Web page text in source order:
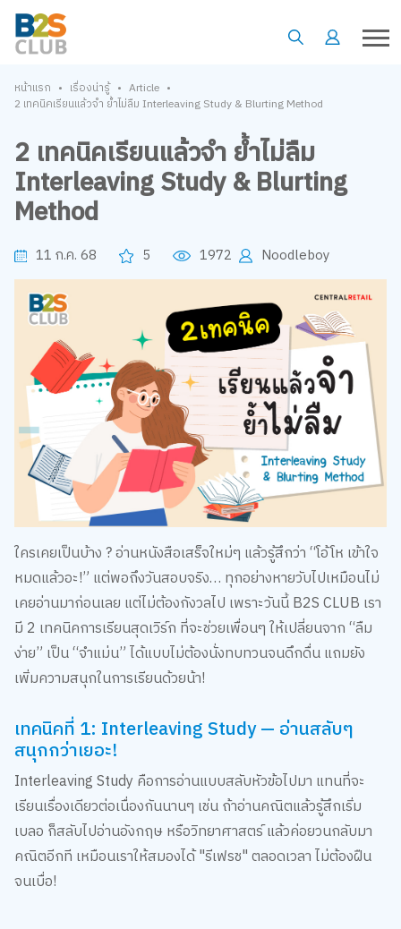
หน้าแรก • เรื่องน่ารู้ • Article •
2 เทคนิคเรียนแล้วจำ ย้ำไม่ลืม Interleaving Study & Blurting Method
2 เทคนิคเรียนแล้วจำ ย้ำไม่ลืม
Interleaving Study & Blurting
Method
11 ก.ค. 68 5 1972 Noodleboy
ใครเคยเป็นบ้าง ? อ่านหนังสือเสร็จใหม่ๆ แล้วรู้สึกว่า “โอ้โห เข้าใจ
หมดแล้วอะ!” แต่พอถึงวันสอบจริง… ทุกอย่างหายวับไปเหมือนไม่
เคยอ่านมาก่อนเลย แต่ไม่ต้องกังวลไป เพราะวันนี้ B2S CLUB เรา
มี 2 เทคนิคการเรียนสุดเวิร์ก ที่จะช่วยเพื่อนๆ ให้เปลี่ยนจาก “ลืม
ง่าย” เป็น “จำแม่น” ได้แบบไม่ต้องนั่งทบทวนจนดึกดื่น แถมยัง
เพิ่มความสนุกในการเรียนด้วยน้า!
เทคนิคที่ 1: Interleaving Study — อ่านสลับๆ
สนุกกว่าเยอะ!
Interleaving Study คือการอ่านแบบสลับหัวข้อไปมา แทนที่จะ
เรียนเรื่องเดียวต่อเนื่องกันนานๆ เช่น ถ้าอ่านคณิตแล้วรู้สึกเริ่ม
เบลอ ก็สลับไปอ่านอังกฤษ หรือวิทยาศาสตร์ แล้วค่อยวนกลับมา
คณิตอีกที เหมือนเราให้สมองได้ "รีเฟรช" ตลอดเวลา ไม่ต้องฝืน
จนเบื่อ!